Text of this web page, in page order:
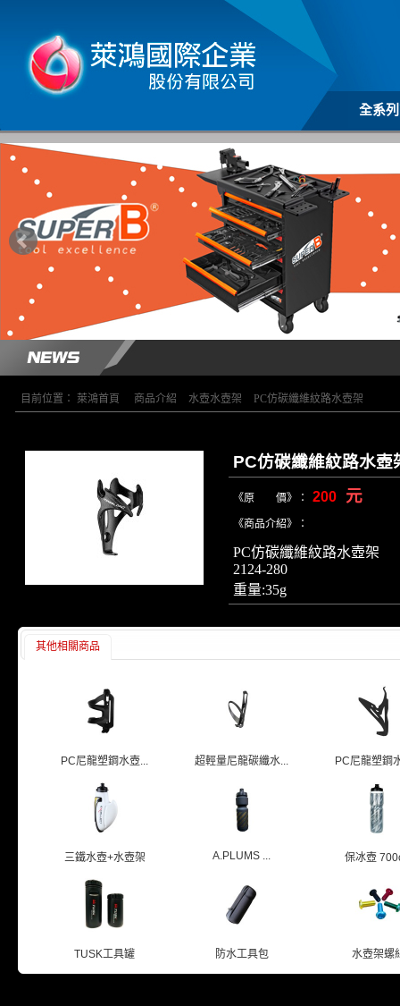
全系
目前位置： 萊鴻首頁 商品介紹 水壺水壺架 PC仿碳纖維紋路水壺架
PC仿碳纖維紋路水壺
《原 價》： 200 元
《商品介紹》：
PC仿碳纖維紋路水壺架
2124-280
重量:35g
其他相關商品
PC尼龍塑鋼水壺... 超輕量尼龍碳纖水... PC尼龍塑鋼
三鐵水壺+水壺架 A.PLUMS ... 保冰壺
TUSK工具罐 防水工具包 水壺架螺